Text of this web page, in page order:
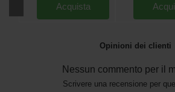
Acquista
Opinioni dei clienti
Nessun commento per il
Scrivere una recensione per